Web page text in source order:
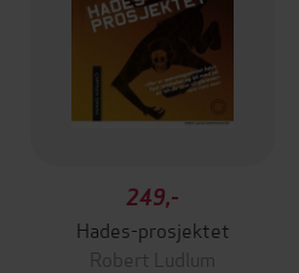
249,-
Hades-prosjektet
Robert Ludlum